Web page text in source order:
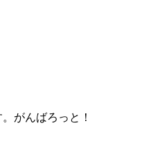
がんばろっと！